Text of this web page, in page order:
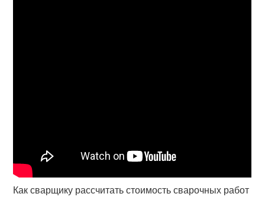
Как сварщику рассчитать стоимость сварочных работ